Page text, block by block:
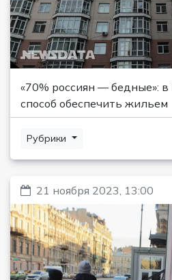
«70% россиян — бедные»:
способ обеспечить жильем
Рубрики
21 ноября 2023, 13:00